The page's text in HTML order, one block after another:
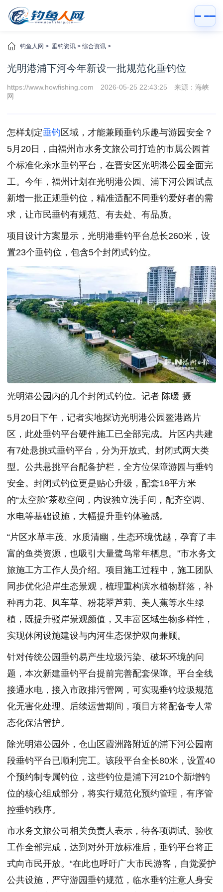
钓鱼人网 > 垂钓资讯 > 综合资讯 >
光明港浦下河今年新设一批规范化垂钓位
https://www.howfishing.com 2026-05-25 22:43:25
来源：海峡
网
怎样划定垂钓 区域，才能兼顾垂钓乐趣与游园安全？
5月20日，由福州市水务文旅公司打造的市属公园首
个标准化亲水垂钓平台，在晋安区光明港公园全面完
工。今年，福州计划在光明港公园、浦下河公园试点
新增一批正规垂钓位，精准适配不同垂钓爱好者的需
求，让市民垂钓有规范、有去处、有品质。
项目设计方案显示，光明港垂钓平台总长260米，设
置23个垂钓位，包含5个封闭式钓位。
光明港公园内的几个封闭式钓位。记者 陈暖 摄
5月20日下午，记者实地探访光明港公园鳌港路片
区，此处垂钓平台硬件施工已全部完成。片区内共建
有7处悬挑式垂钓平台，分为开放式、封闭式两大类
型。公共悬挑平台配备护栏，全方位保障游园与垂钓
安全。封闭式钓位更是贴心升级，配套18平方米
的“太空舱”茶歇空间，内设独立洗手间，配齐空调、
水电等基础设施，大幅提升垂钓体验感。
“片区水草丰茂、水质清幽，生态环境优越，孕育了丰
富的鱼类资源，也吸引大量鹭鸟常年栖息。”市水务文
旅施工方工作人员介绍。项目施工过程中，施工团队
同步优化沿岸生态景观，梳理重构滨水植物群落，补
种再力花、风车草、粉花翠芦莉、美人蕉等水生绿
植，既提升驳岸景观颜值，又丰富区域生物多样性，
实现休闲设施建设与内河生态保护双向兼顾。
针对传统公园垂钓易产生垃圾污染、破坏环境的问
题，本次新建垂钓平台提前完善配套保障。平台全线
接通水电，接入市政排污管网，可实现垂钓垃圾规范
化无害化处理。后续运营期间，项目方将配备专人常
态化保洁管护。
除光明港公园外，仓山区霞洲路附近的浦下河公园南
段垂钓平台已顺利完工。该段平台全长80米，设置40
个预约制专属钓位，这些钓位是浦下河210个新增钓
位的核心组成部分，将实行规范化预约管理，有序管
控垂钓秩序。
市水务文旅公司相关负责人表示，待各项调试、验收
工作全部完成，达到对外开放标准后，垂钓平台将正
式向市民开放。“在此也呼吁广大市民游客，自觉爱护
公共设施，严守游园垂钓规范，临水垂钓注意人身安